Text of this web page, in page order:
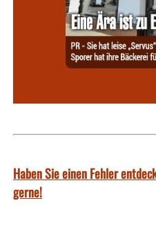
Haben Sie einen Fehler
gerne!